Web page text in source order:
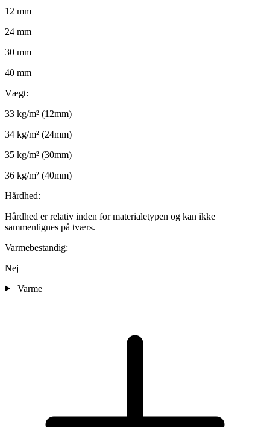
12 mm
24 mm
30 mm
40 mm
Vægt:
33 kg/m² (12mm)
34 kg/m² (24mm)
35 kg/m² (30mm)
36 kg/m² (40mm)
Hårdhed:
Hårdhed er relativ inden for materialetypen og kan ikke
sammenlignes på tværs.
Varmebestandig:
Nej
Varme